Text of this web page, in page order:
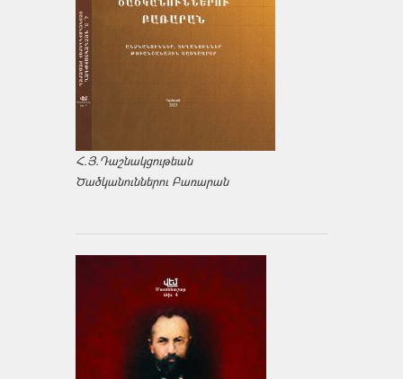
Հ.Յ.Դաշնակցութեան
Ծածկանուններու Բառարան